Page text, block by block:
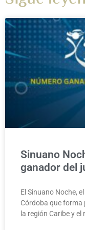
Sinuano
ganador del
El Sinuano Noche,
Córdoba que
la región Caribe y el